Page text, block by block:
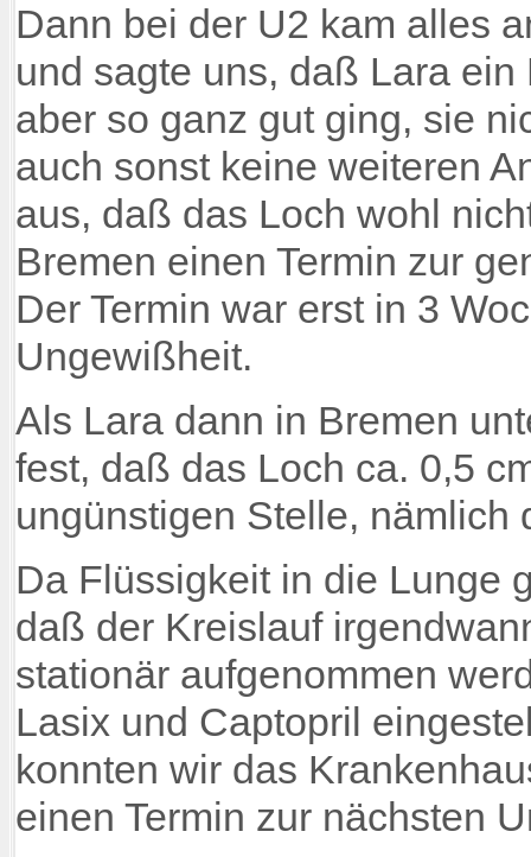
Dann bei der U2 kam alles
und sagte uns, daß Lara
aber so ganz gut ging, sie
auch sonst keine weiteren
aus, daß das Loch wohl
Bremen einen Termin zur
Der Termin war erst in 3
Ungewißheit.
Als Lara dann in Bremen
fest, daß das Loch ca. 0,5
ungünstigen Stelle, nämlich
Da Flüssigkeit in die Lunge
daß der Kreislauf
stationär aufgenommen
Lasix und Captopril
konnten wir das
einen Termin zur nächsten